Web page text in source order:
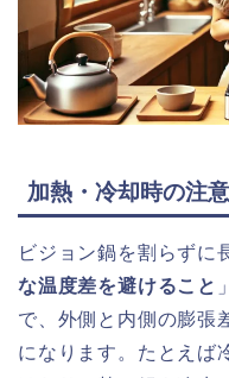
加熱・冷却時の注
ビジョン鍋を割らずに
な温度差を避けること
で、外側と内側の膨張
になります。たとえば